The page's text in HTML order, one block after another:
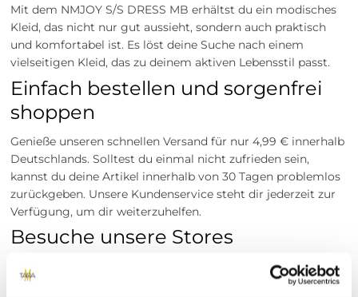
Mit dem NMJOY S/S DRESS MB erhältst du ein modisches
Kleid, das nicht nur gut aussieht, sondern auch praktisch
und komfortabel ist. Es löst deine Suche nach einem
vielseitigen Kleid, das zu deinem aktiven Lebensstil passt.
Einfach bestellen und sorgenfrei
shoppen
Genieße unseren schnellen Versand für nur 4,99 € innerhalb
Deutschlands. Solltest du einmal nicht zufrieden sein,
kannst du deine Artikel innerhalb von 30 Tagen problemlos
zurückgeben. Unsere Kundenservice steht dir jederzeit zur
Verfügung, um dir weiterzuhelfen.
Besuche unsere Stores
Du möchtest vor dem Kauf deine Lieblingsartikel
anprobieren? Besuche einen unserer Tara-M Stores in